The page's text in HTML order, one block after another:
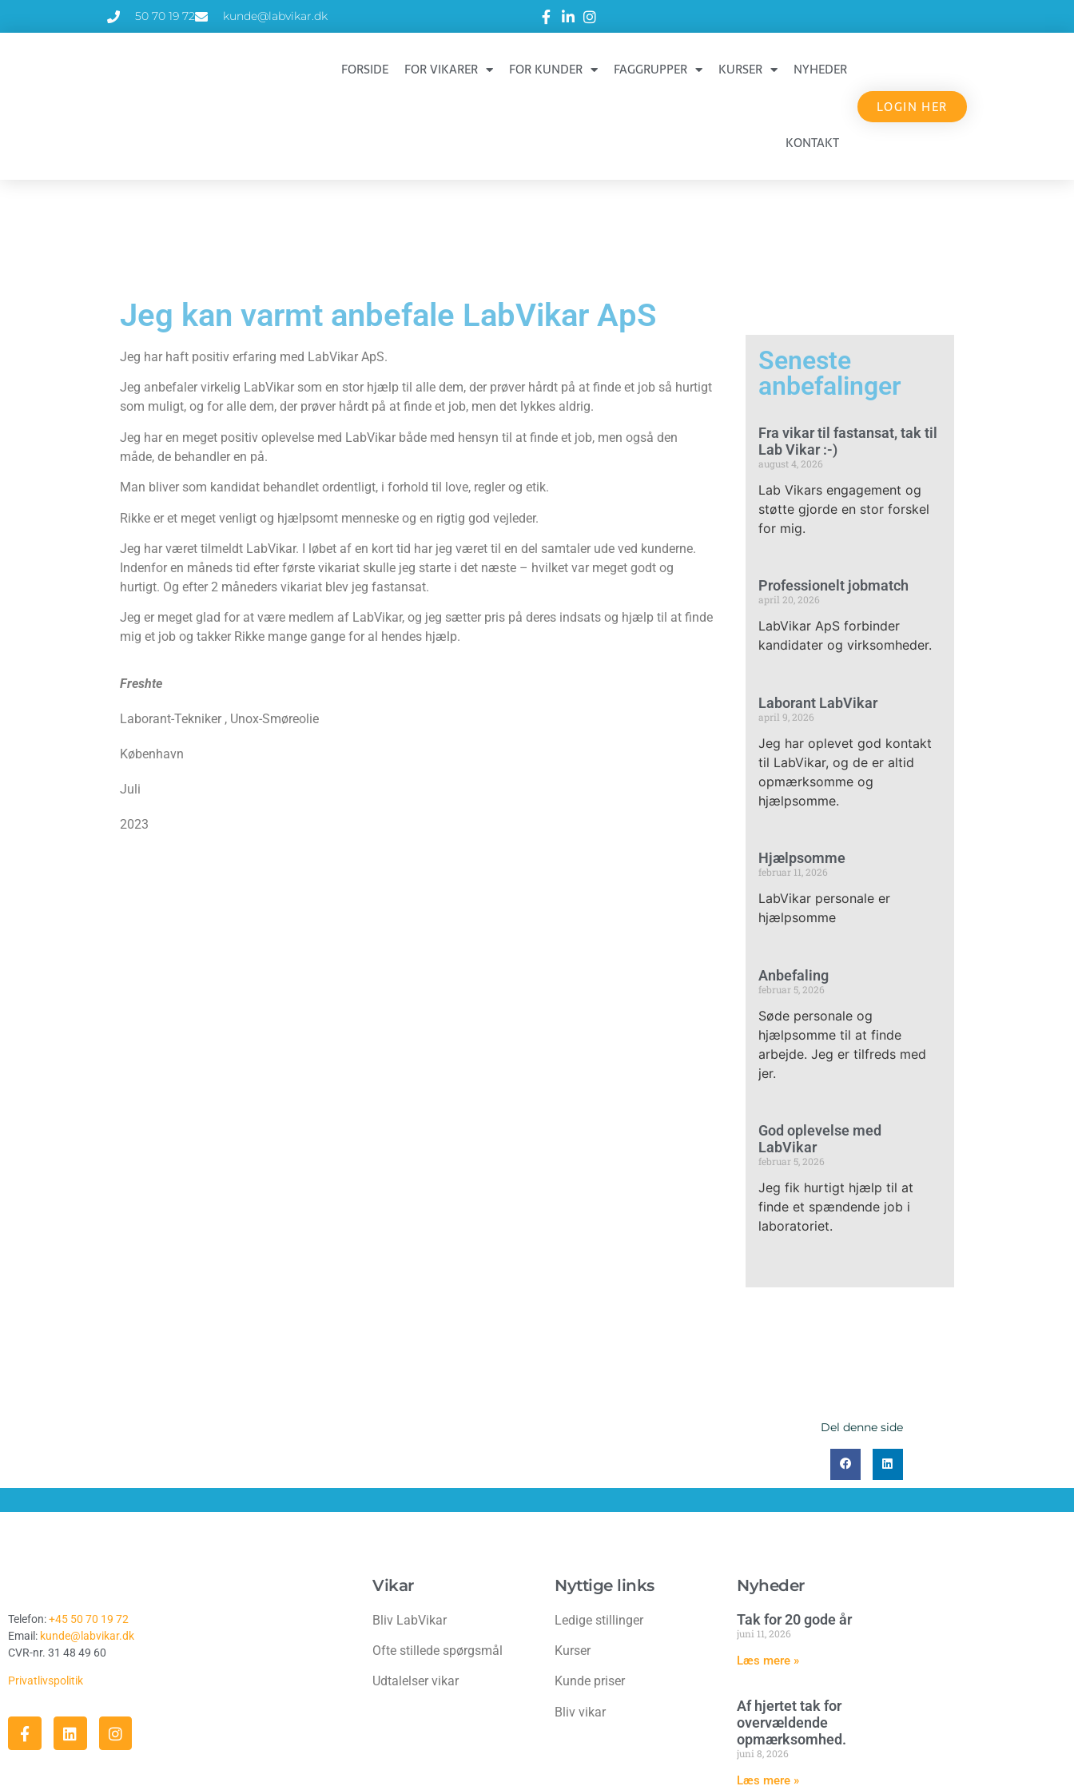
50 70 19 72 kunde@labvikar.dk
FORSIDE FOR VIKARER FOR KUNDER FAGGRUPPER KURSER NYHEDER
KONTAKT
LOGIN HER
Jeg kan varmt anbefale LabVikar ApS
Jeg har haft positiv erfaring med LabVikar ApS.
Jeg anbefaler virkelig LabVikar som en stor hjælp til alle dem, der prøver hårdt på at finde et job så hurtigt
som muligt, og for alle dem, der prøver hårdt på at finde et job, men det lykkes aldrig.
Jeg har en meget positiv oplevelse med LabVikar både med hensyn til at finde et job, men også den
måde, de behandler en på.
Man bliver som kandidat behandlet ordentligt, i forhold til love, regler og etik.
Rikke er et meget venligt og hjælpsomt menneske og en rigtig god vejleder.
Jeg har været tilmeldt LabVikar. I løbet af en kort tid har jeg været til en del samtaler ude ved kunderne.
Indenfor en måneds tid efter første vikariat skulle jeg starte i det næste – hvilket var meget godt og
hurtigt. Og efter 2 måneders vikariat blev jeg fastansat.
Jeg er meget glad for at være medlem af LabVikar, og jeg sætter pris på deres indsats og hjælp til at finde
mig et job og takker Rikke mange gange for al hendes hjælp.
Freshte
Laborant-Tekniker , Unox-Smøreolie
København
Juli
2023
Seneste
anbefalinger
Fra vikar til fastansat, tak til
Lab Vikar :-)
august 4, 2026
Lab Vikars engagement og
støtte gjorde en stor forskel
for mig.
Professionelt jobmatch
april 20, 2026
LabVikar ApS forbinder
kandidater og virksomheder.
Laborant LabVikar
april 9, 2026
Jeg har oplevet god kontakt
til LabVikar, og de er altid
opmærksomme og
hjælpsomme.
Hjælpsomme
februar 11, 2026
LabVikar personale er
hjælpsomme
Anbefaling
februar 5, 2026
Søde personale og
hjælpsomme til at finde
arbejde. Jeg er tilfreds med
jer.
God oplevelse med
LabVikar
februar 5, 2026
Jeg fik hurtigt hjælp til at
finde et spændende job i
laboratoriet.
Del denne side
Telefon:+45 50 70 19 72
Email: kunde@labvikar.dk
CVR-nr. 31 48 49 60
Privatlivspolitik
Vikar
Bliv LabVikar
Ofte stillede spørgsmål
Udtalelser vikar
Nyttige links
Ledige stillinger
Kurser
Kunde priser
Bliv vikar
Nyheder
Tak for 20 gode år
juni 11, 2026
Læs mere »
Af hjertet tak for
overvældende
opmærksomhed.
juni 8, 2026
Læs mere »